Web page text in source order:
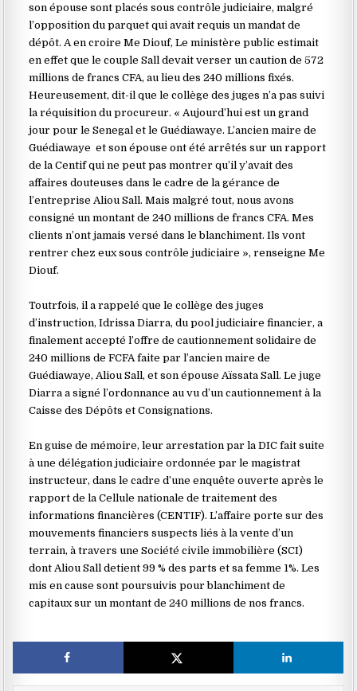
son épouse sont placés sous contrôle judiciaire, malgré
l’opposition du parquet qui avait requis un mandat de
dépôt. A en croire Me Diouf, Le ministère public estimait
en effet que le couple Sall devait verser un caution de 572
millions de francs CFA, au lieu des 240 millions fixés.
Heureusement, dit-il que le collège des juges n’a pas suivi
la réquisition du procureur. « Aujourd’hui est un grand
jour pour le Senegal et le Guédiawaye. L’ancien maire de
Guédiawaye et son épouse ont été arrêtés sur un rapport
de la Centif qui ne peut pas montrer qu’il y’avait des
affaires douteuses dans le cadre de la gérance de
l’entreprise Aliou Sall. Mais malgré tout, nous avons
consigné un montant de 240 millions de francs CFA. Mes
clients n’ont jamais versé dans le blanchiment. Ils vont
rentrer chez eux sous contrôle judiciaire », renseigne Me
Diouf.
‎Toutrfois, il a rappelé que le collège des juges
d’instruction, Idrissa Diarra, du pool judiciaire financier, a
finalement accepté l’offre de cautionnement solidaire de
240 millions de FCFA faite par l’ancien maire de
Guédiawaye, Aliou Sall, et son épouse Aïssata Sall. Le juge
Diarra a signé l’ordonnance au vu d’un cautionnement à la
Caisse des Dépôts et Consignations.
‎En guise de mémoire, leur arrestation par la DIC fait suite
à une délégation judiciaire ordonnée par le magistrat
instructeur, dans le cadre d’une enquête ouverte après le
rapport de la Cellule nationale de traitement des
informations financières (CENTIF). L’affaire porte sur des
mouvements financiers suspects liés à la vente d’un
terrain, à travers une Société civile immobilière (SCI)
dont Aliou Sall detient 99 % des parts et sa femme 1%. Les
mis en cause sont poursuivis pour blanchiment de
capitaux sur un montant de 240 millions de nos francs.